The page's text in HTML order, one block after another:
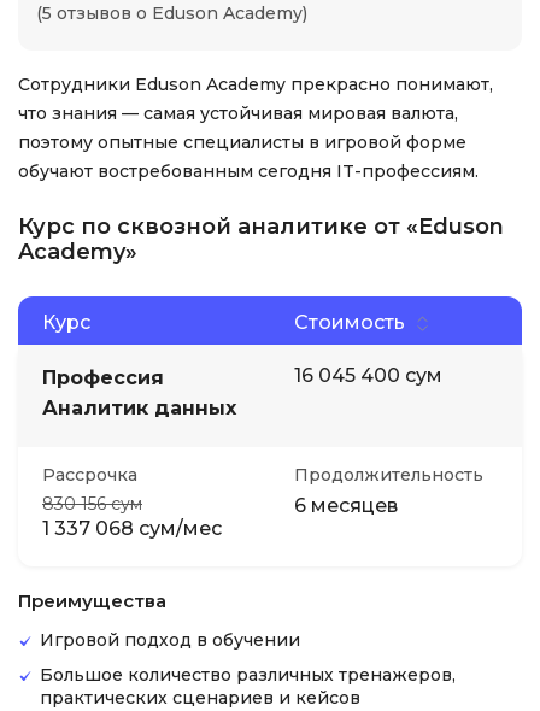
(5 отзывов о Eduson Academy)
Сотрудники Eduson Academy прекрасно понимают,
что знания — самая устойчивая мировая валюта,
поэтому опытные специалисты в игровой форме
обучают востребованным сегодня IT-профессиям.
Курс по сквозной аналитике от «Eduson
Academy»
Курс Стоимость
Профессия
Аналитик данных
16 045 400 сум
Рассрочка
830 156 сум
1 337 068 сум/мес
Продолжительность
6 месяцев
Преимущества
Игровой подход в обучении
Большое количество различных тренажеров,
практических сценариев и кейсов